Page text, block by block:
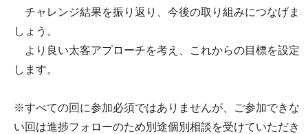
チャレンジ結果を振り返り、今後の取り組みにつなげま
しょう。
より良い太客アプローチを考え、これからの目標を設定
します。
※すべての回に参加必須ではありませんが、ご参加できな
い回は進捗フォローのため別途個別相談を受けていただき